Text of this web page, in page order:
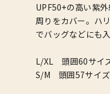
UPF50+の高い紫
周りをカバー。ハ
でバッグなどにも
L/XL 頭囲60サイ
S/M 頭囲57サイ